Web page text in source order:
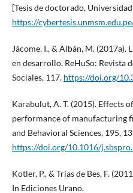
[Tesis de doctorado,
https://
Jácome, I., & Albán, M.
en desarrollo. ReHuSo: Revista
Sociales, 117. https://doi.org/
Karabulut, A. T. (2015). Effects
performance of manufacturing
and Behavioral Sciences, 195,
https://doi.org/10.1016/
Kotler, P., & Trías de Bes, F.
In Ediciones Urano.